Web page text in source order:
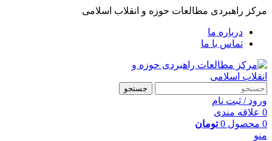
مرکز راهبردی مطالعات حوزه و انقلاب اسلامی
درباره ما
تماس با ما
جستجو
ورود / ثبت نام
0 علاقه مندی
0 محصول 0 تومان
منو